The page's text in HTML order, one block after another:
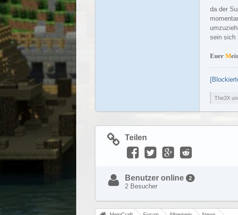
da der
sein sich
Euer M
The3X
Teilen
Benutzer online 2
2 Besucher